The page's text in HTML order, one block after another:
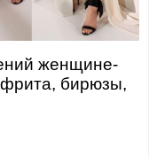
женщине-
бирюзы,